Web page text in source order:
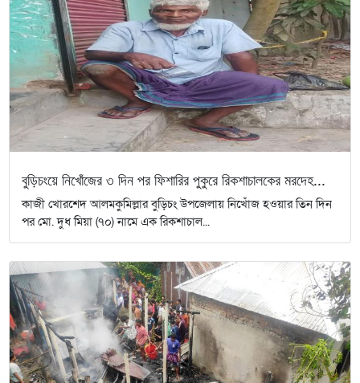
বুড়িচংয়ে নিখোঁজের ৩ দিন পর ফিশারির পুকুরে রিকশাচালকের মরদেহ...
কাজী খোরশেদ আলমকুমিল্লার বুড়িচং উপজেলায় নিখোঁজ হওয়ার তিন দিন
পর মো. দুধ মিয়া (৭০) নামে এক রিকশাচাল...